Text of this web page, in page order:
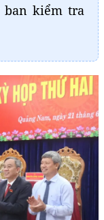
ban kiểm tra